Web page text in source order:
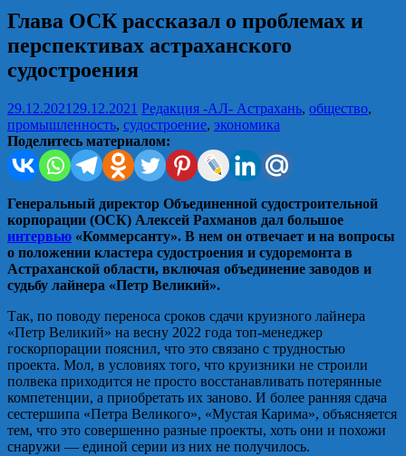
Глава ОСК рассказал о проблемах и
перспективах астраханского
судостроения
29.12.2021 29.12.2021 Редакция -АЛ- Астрахань, общество,
промышленность, судостроение, экономика
Поделитесь материалом:
Генеральный директор Объединенной судостроительной
корпорации (ОСК) Алексей Рахманов дал большое
интервью «Коммерсанту». В нем он отвечает и на вопросы
о положении кластера судостроения и судоремонта в
Астраханской области, включая объединение заводов и
судьбу лайнера «Петр Великий».
Так, по поводу переноса сроков сдачи круизного лайнера
«Петр Великий» на весну 2022 года топ-менеджер
госкорпорации пояснил, что это связано с трудностью
проекта. Мол, в условиях того, что круизники не строили
полвека приходится не просто восстанавливать потерянные
компетенции, а приобретать их заново. И более ранняя сдача
сестершипа «Петра Великого», «Мустая Карима», объясняется
тем, что это совершенно разные проекты, хоть они и похожи
снаружи — единой серии из них не получилось.